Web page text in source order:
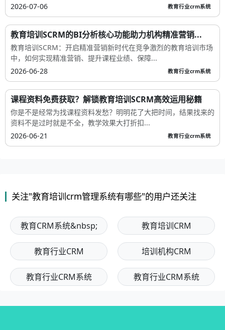
2026-07-06
教育行业crm系统
教育培训SCRM的BI分析核心功能助力机构精准营销...
教育培训SCRM：开启精准营销新时代在竞争激烈的教育培训市场
中，如何实现精准营销、提升课程业绩、保障...
2026-06-28
教育行业crm系统
课程资料免费获取？解锁教育培训SCRM高效运用秘籍
你是不是经常为找课程资料发愁？明明花了大把时间，结果找来的
资料不是过时就是不全，教学效果大打折扣...
2026-06-21
教育行业crm系统
关注"教育培训crm管理系统有哪些"的用户还关注
教育CRM系统&nbsp; 教育培训CRM
教育行业CRM 培训机构CRM
教育行业CRM系统 教育行业CRM系统